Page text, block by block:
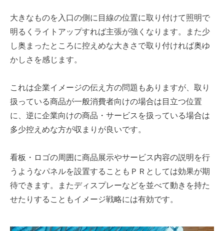
大きなものを入口の側に目線の位置に取り付けて照明で
明るくライトアップすれば主張が強くなります。また少
し奥まったところに控えめな大きさで取り付ければ奥ゆ
かしさを感じます。
これは企業イメージの伝え方の問題もありますが、取り
扱っている商品が一般消費者向けの場合は目立つ位置
に、逆に企業向けの商品・サービスを扱っている場合は
多少控えめな方が収まりが良いです。
看板・ロゴの周囲に商品展示やサービス内容の説明を行
うようなパネルを設置することもＰＲとしては効果が期
待できます。またディスプレーなどを並べて動きを持た
せたりすることもイメージ戦略には有効です。